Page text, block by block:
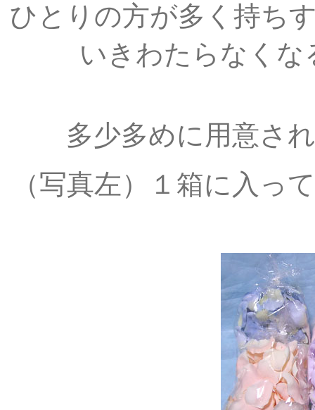
ひとりの方が多く持ち
いきわたらなくな
多少多めに用意さ
（写真左）１箱に入っ